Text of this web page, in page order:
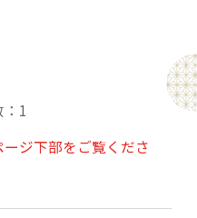
プは、動物系素材を
魚介系素材と昆布等
麻や練り胡麻等から
家製甜面醤で1時間
ます。
い白虎」と「旨辛い
1
ジ下部をご覧くださ